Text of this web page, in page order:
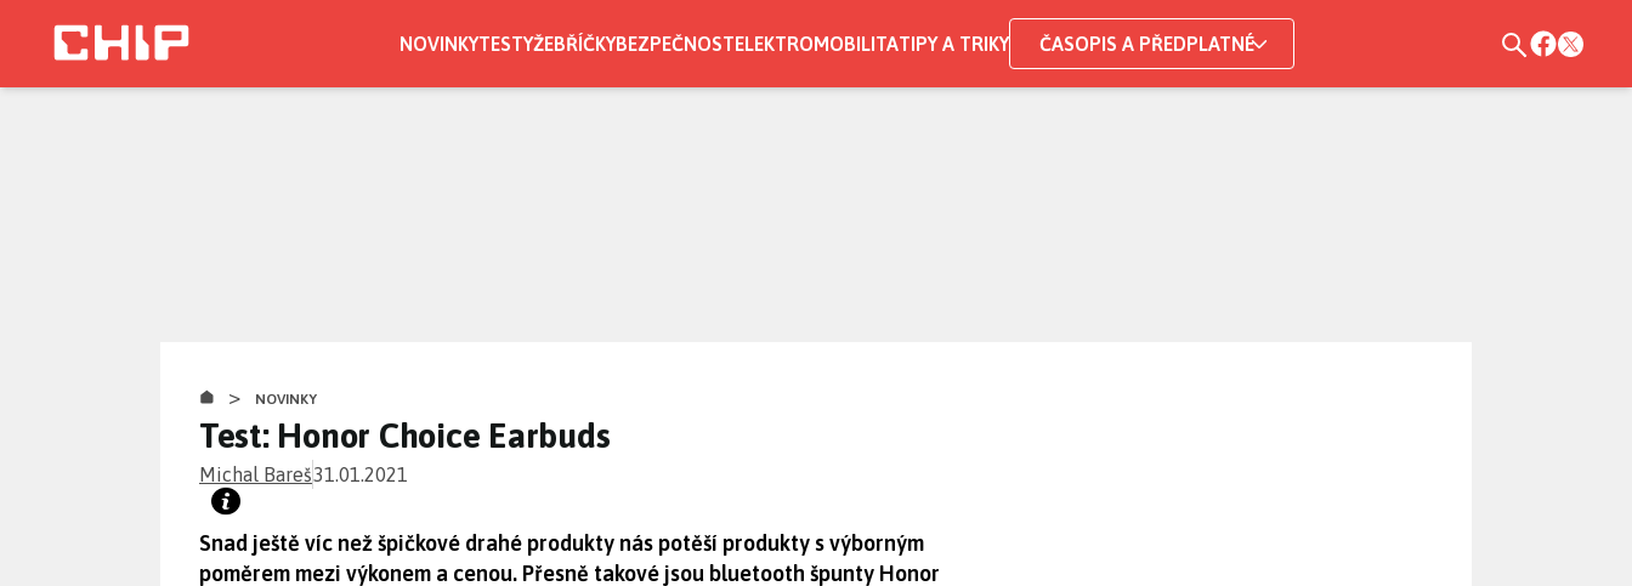
NOVINKYTESTYŽEBŘÍČKYBEZPEČNOSTELEKTROMOBILITATIPY A TRIKY ČASOPIS A PŘEDPLATNÉ
> NOVINKY
Test: Honor Choice Earbuds
Michal Bareš31.01.2021
Snad ještě víc než špičkové drahé produkty nás potěší produkty s výborným
poměrem mezi výkonem a cenou. Přesně takové jsou bluetooth špunty Honor